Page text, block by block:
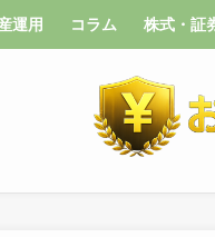
運用 コラム 株式・証